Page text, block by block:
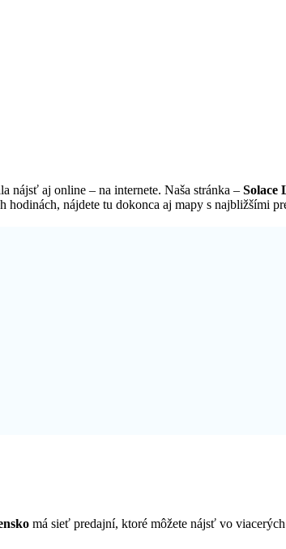
nájsť aj online – na internete. Naša stránka – Solace
nájdete tu dokonca aj mapy s najbližšími
má sieť predajní, ktoré môžete nájsť vo